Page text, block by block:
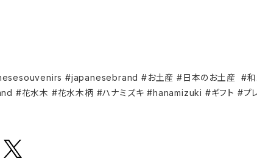
#japanesebrand #お土産 #日本のお土産 #和
木 #花水木柄 #ハナミズキ #hanamizuki #ギフト #プレ